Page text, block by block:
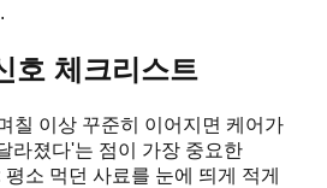
호 체크리스트
칠 이상 꾸준히 이어지면 케어가
라졌다'는 점이 가장 중요한
평소 먹던 사료를 눈에 띄게 적게